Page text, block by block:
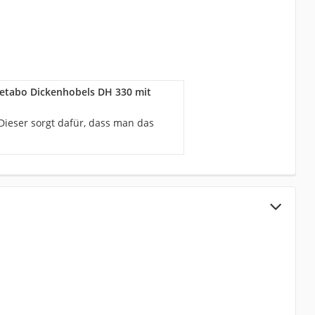
Dickenhobels DH 330 mit
sorgt dafür, dass man das